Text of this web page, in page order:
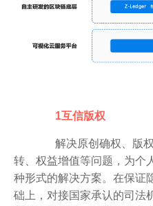
1互信版权
解决原创确权、版权
转、权益增值等问题，为个
种形式的解决方案。在保证
础上，对接国家承认的司法